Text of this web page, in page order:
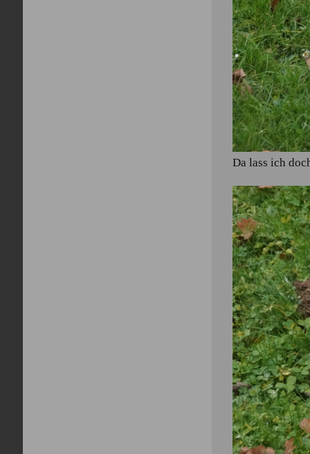
Da lass ich